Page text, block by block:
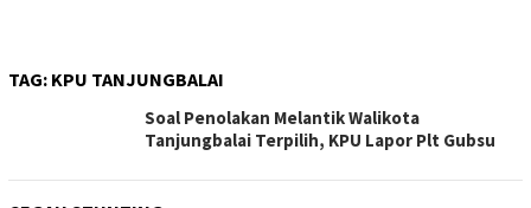
TAG: KPU TANJUNGBALAI
Soal Penolakan Melantik Walikota
Tanjungbalai Terpilih, KPU Lapor Plt Gubsu